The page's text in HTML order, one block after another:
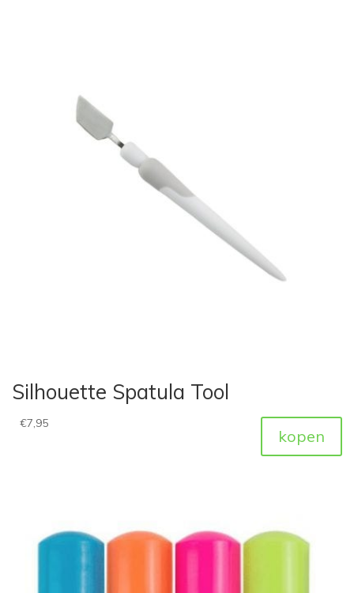
Silhouette Spatula Tool
€7,95
kopen